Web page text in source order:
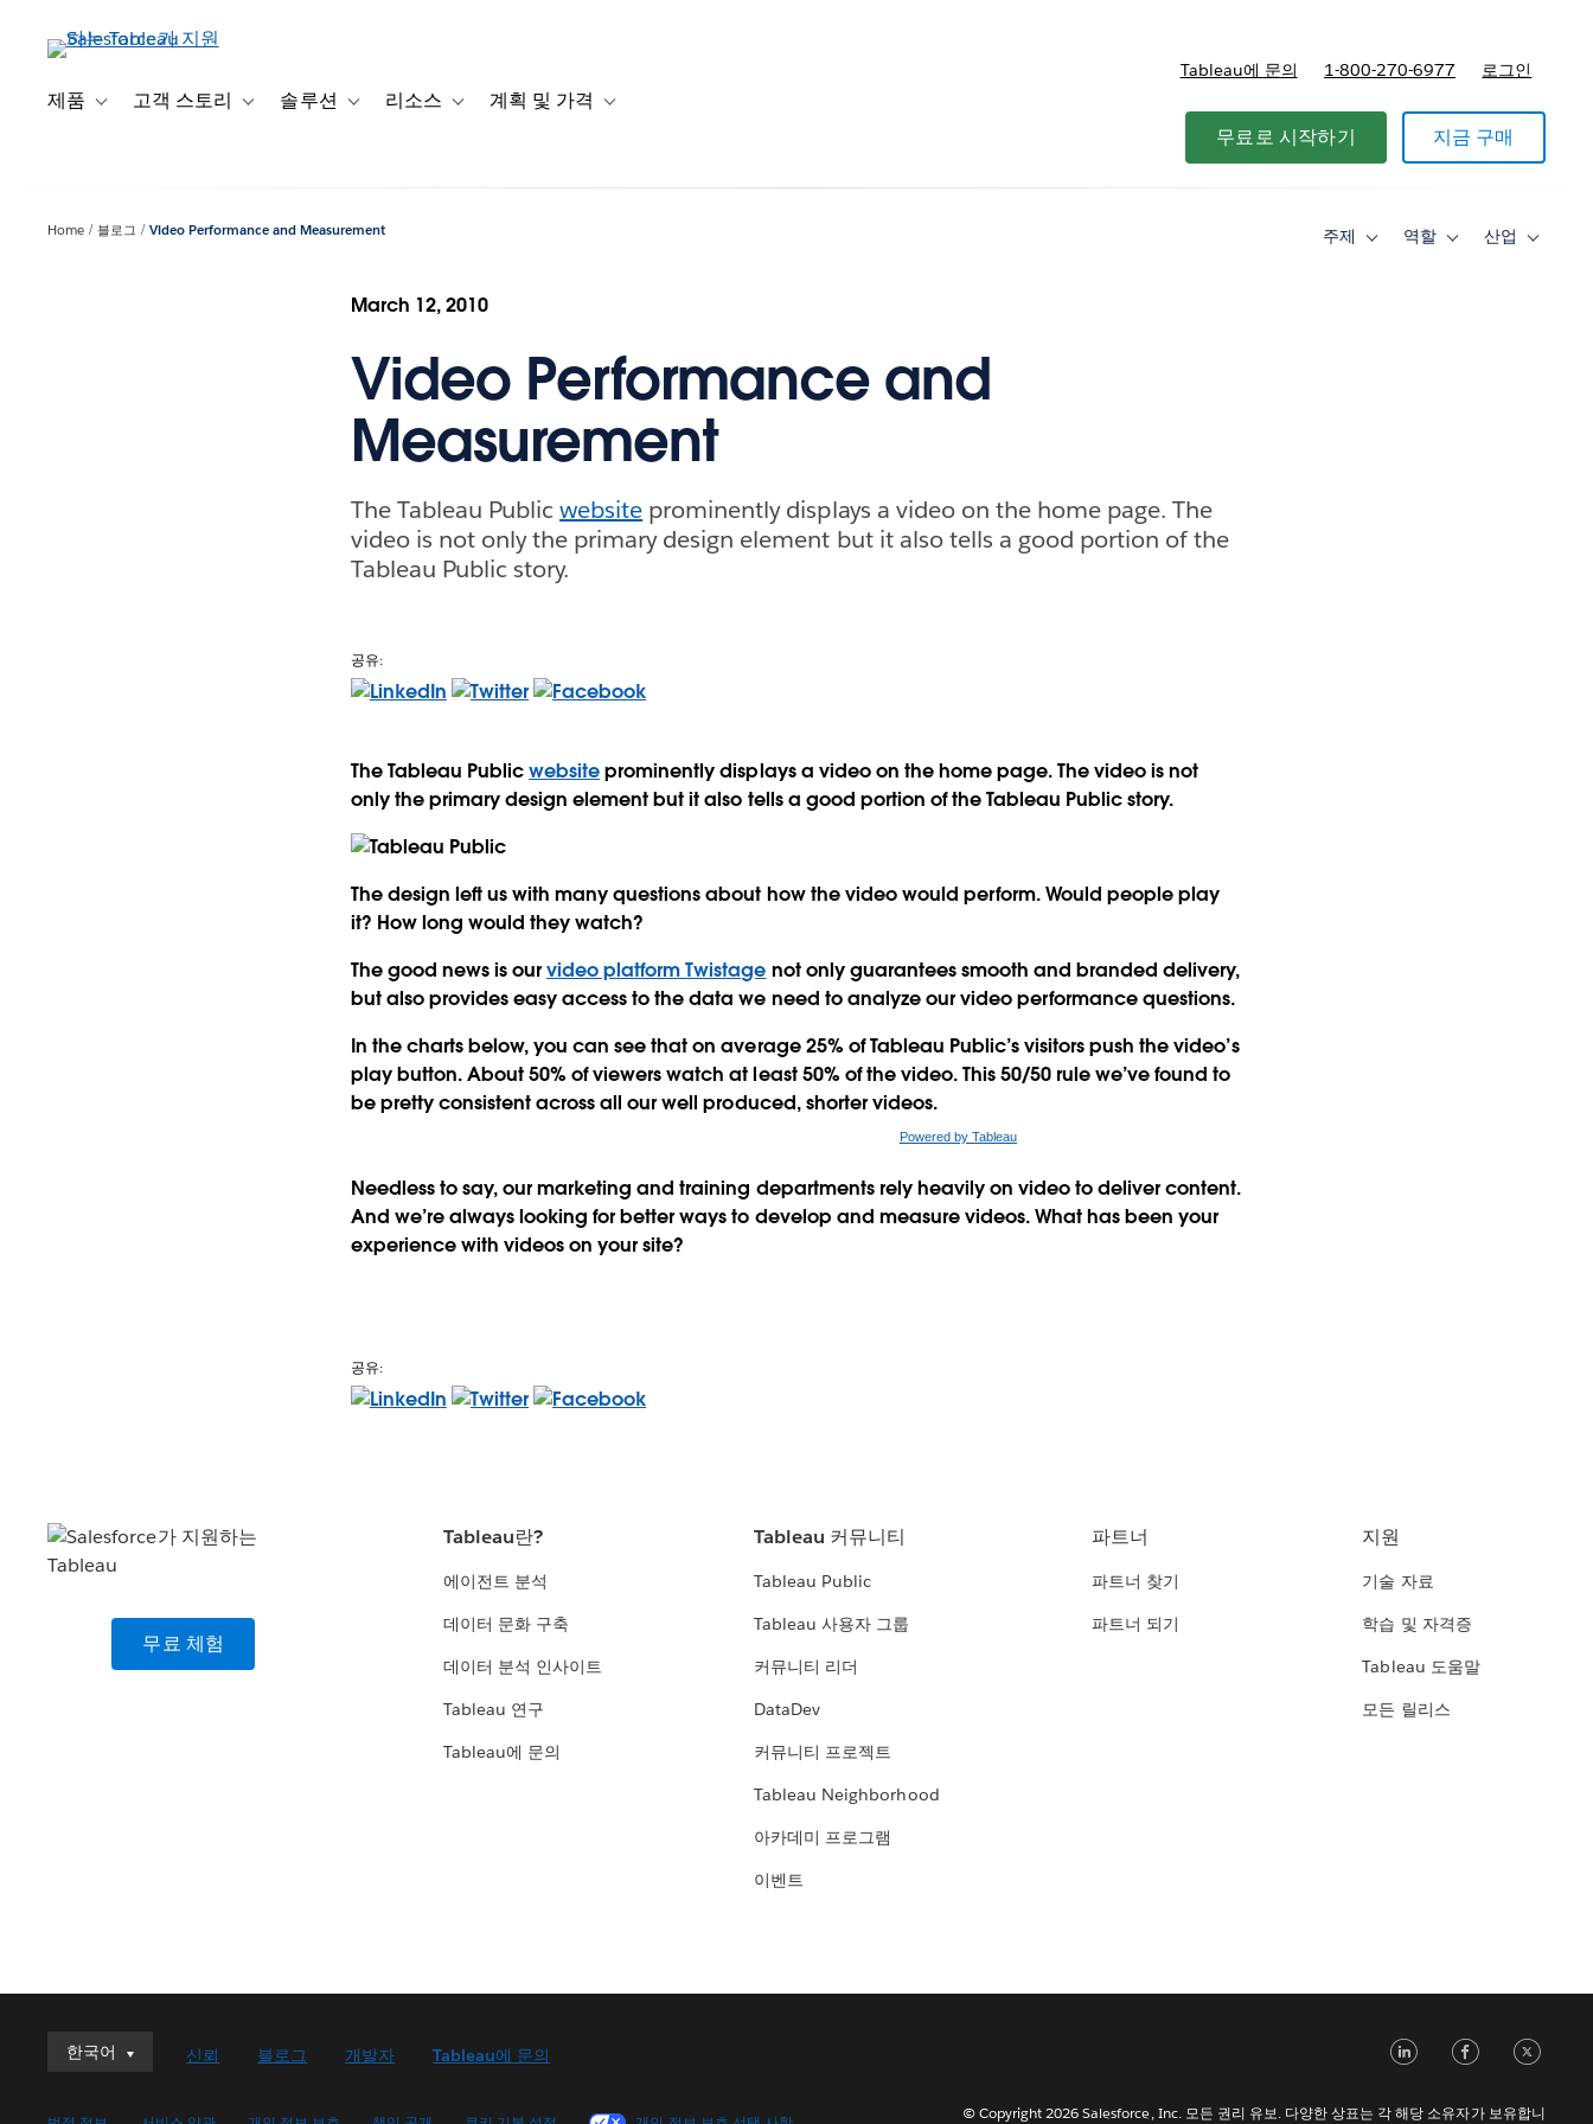
제품 Toggle sub-navigation for 제품
고객 스토리 Toggle sub-navigation for 고객 스토리
솔루션 Toggle sub-navigation for 솔루션
리소스 Toggle sub-navigation for 리소스
계획 및 가격 Toggle sub-navigation for 계획 및 가격
Tableau에 문의 1-800-270-6977 로그인
무료로 시작하기 지금 구매
Home 블로그 Video Performance and Measurement 주제
Toggle역할
Toggle산업
Toggle
March 12, 2010
Video Performance and
Measurement
The Tableau Publicwebsite prominently displays a video on the home page. The
video is not only the primary design element but it also tells a good portion of the
Tableau Public story.
공유:
The Tableau Publicwebsiteprominently displays a video on the home page. The video is not
only the primary design element but it also tells a good portion of the Tableau Public story.
The design left us with many questions about how the video would perform. Would people play
it? How long would they watch?
The good news is ourvideo platform Twistage not only guarantees smooth and branded delivery,
but also provides easy access to the data we need to analyze our video performance questions.
In the charts below, you can see that on average 25% of Tableau Public’s visitors push the video’s
play button.About 50% of viewers watch at least 50% of the video. This 50/50 rule we’ve found to
be pretty consistent across all our well produced, shorter videos.
Powered by Tableau
Needless to say, our marketing and training departments rely heavily on video to deliver content.
And we’re always looking for better ways to develop and measure videos. What has been your
experience with videos on your site?
공유:
무료 체험
Tableau란?
에이전트 분석
데이터 문화 구축
데이터 분석 인사이트
Tableau 연구
Tableau에 문의
Tableau 커뮤니티
Tableau Public
Tableau 사용자 그룹
커뮤니티 리더
DataDev
커뮤니티 프로젝트
Tableau Neighborhood
아카데미 프로그램
이벤트
파트너
파트너 찾기
파트너 되기
지원
기술 자료
학습 및 자격증
Tableau 도움말
모든 릴리스
한국어
한국어
English (UK)
신뢰 블로그 개발자 Tableau에 문의 LinkedIn
© Copyright 2026 Salesforce, Inc. 모든 권리 유보. 다양한 상표는 각 해당 소유자가 보유합니